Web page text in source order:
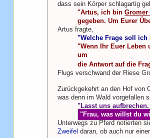
dass sein Körper schlagartig
"Artus, ich binGromer
gegeben. Um Eurer
Artus fragte,
"Welche Frage soll
"Wenn Ihr Euer Leben
um
die Antwort auf die
Flugs verschwand der Riese
Zurückgekehrt an den Hof von
was denn im Wald vorgefallen
"Lasst uns
"Frau, was willst du
Unterwegs zu Pferd notierten
Zweifel daran, ob auch nur